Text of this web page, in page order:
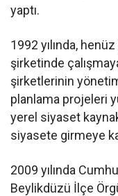
yaptı.
1992 yılında,
şirketinde
şirketlerinin
planlama projeleri
yerel siyaset
siyasete girmeye
2009 yılında
Beylikdüzü İlçe